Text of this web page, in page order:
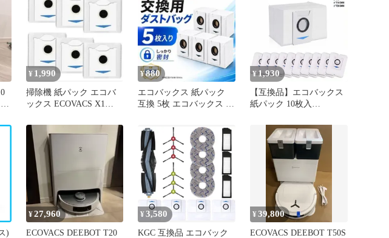
¥ 1,990
掃除機 紙パック エコバ
ックス ECOVACS X1
¥880
エコバックス 紙パック
互換 5枚 エコバックス ダ
¥1,930
【互換品】エコバックス
紙パック 10枚入
OMNI ダストボックス交
換用エコ紙パック T20
OMN / X1 / X1 OMNI / X1
対応 ECOVACS 床用ロボ
ット掃除機 消耗品
)
¥27,960
ECOVACS DEEBOT T20
¥3,580
KGC 互換品 エコバック
¥39,800
ECOVACS DEEBOT T50S